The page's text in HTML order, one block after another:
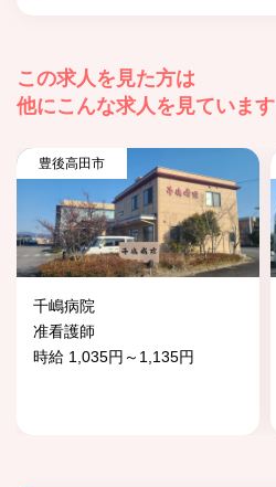
この求人を見た方は
他にこんな求人を見ています
豊後高田市
千嶋病院
准看護師
時給 1,035円～1,135円